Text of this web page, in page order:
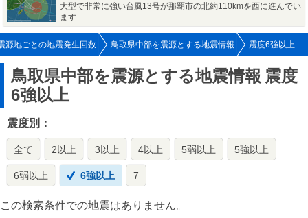
大型で非常に強い台風13号が那覇市の北約110kmを西に進んでい
ます
源地ごとの地震発生回数 鳥取県中部を震源とする地震情報 震度6強以上
鳥取県中部を震源とする地震情報 震度
6強以上
震度別：
全て 2以上 3以上 4以上 5弱以上 5強以上
6弱以上 6強以上 7
この検索条件での地震はありません。